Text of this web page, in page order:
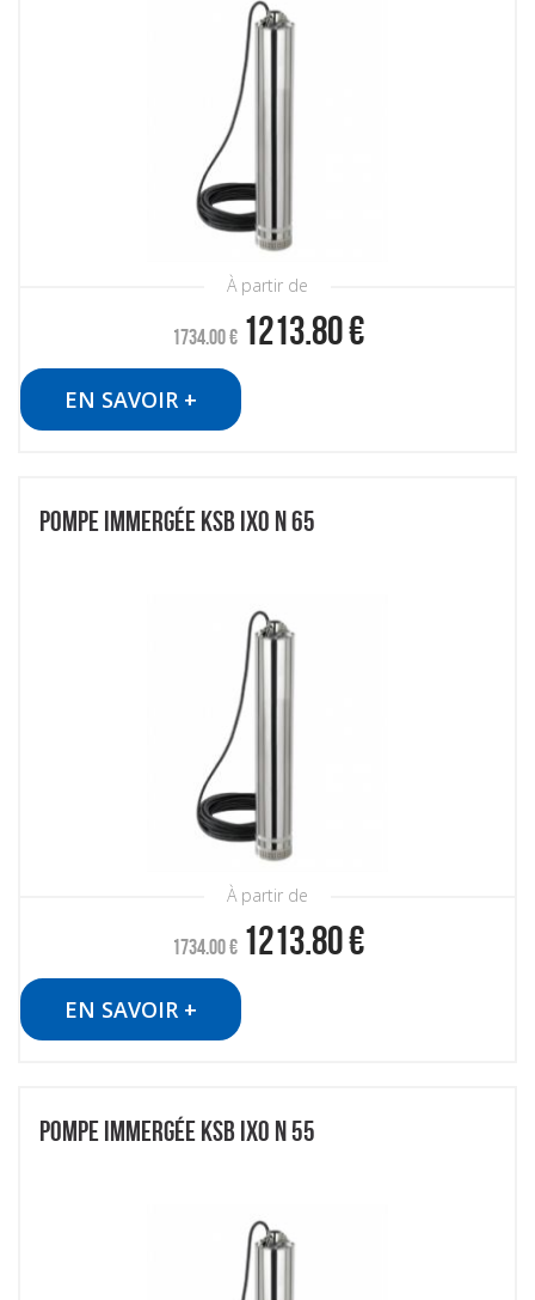
À partir de
1734.00€ 1213.80€
EN SAVOIR +
POMPE IMMERGÉE KSB IXO N 65
À partir de
1734.00€ 1213.80€
EN SAVOIR +
POMPE IMMERGÉE KSB IXO N 55